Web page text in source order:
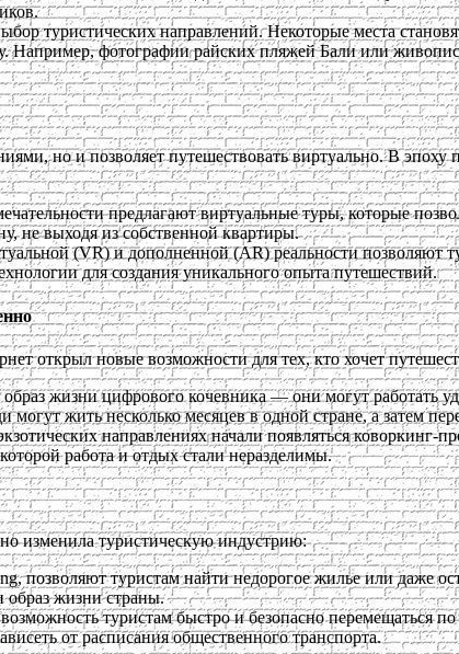
туристических направлений. Некоторые места
Например, фотографии райских пляжей Бали или
но и позволяет путешествовать виртуально. В
предлагают виртуальные туры, которые
не выходя из собственной квартиры.
(VR) и дополненной (AR) реальности позволяют
для создания уникального опыта путешествий.
открыл новые возможности для тех, кто хочет
жизни цифрового кочевника — они могут работать
жить несколько месяцев в одной стране, а затем
направлениях начали появляться коворкинг-
работа и отдых стали неразделимы.
изменила туристическую индустрию:
позволяют туристам найти недорогое жилье или даже
образ жизни страны.
туристам быстро и безопасно перемещаться
от расписания общественного транспорта.